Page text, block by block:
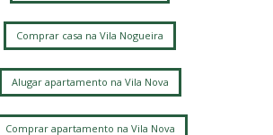
Comprar casa na Vila Nogueira
Alugar apartamento na Vila Nova
Comprar apartamento na Vila Nova